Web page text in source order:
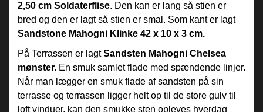
2,50 cm Soldaterflise. Den kan er lang så stien er
bred og den er lagt så stien er smal. Som kant er lagt
Sandstone Mahogni Klinke 42 x 10 x 3 cm.
På Terrassen er lagtSandsten Mahogni Chelsea
mønster. En smuk samlet flade med spændende linjer.
Når man lægger en smuk flade af sandsten på sin
terrasse og terrassen ligger helt op til de store gulv til
loft vinduer, kan den smukke sten opleves hverdag